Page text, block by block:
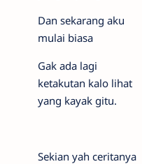
Dan sekarang aku
mulai biasa
Gak ada lagi
ketakutan kalo lihat
yang kayak gitu.
Sekian yah ceritanya